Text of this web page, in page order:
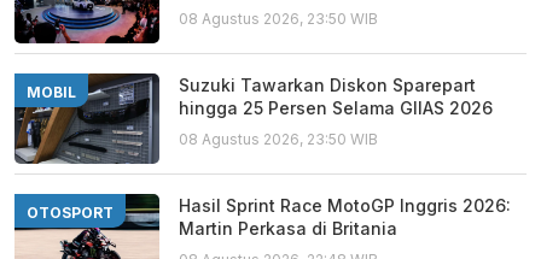
08 Agustus 2026, 23:50 WIB
MOBIL
Suzuki Tawarkan Diskon Sparepart
hingga 25 Persen Selama GIIAS 2026
08 Agustus 2026, 23:50 WIB
OTOSPORT
Hasil Sprint Race MotoGP Inggris 2026:
Martin Perkasa di Britania